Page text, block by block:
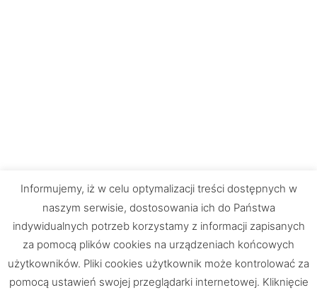
Informujemy, iż w celu optymalizacji treści dostępnych w
naszym serwisie, dostosowania ich do Państwa
indywidualnych potrzeb korzystamy z informacji zapisanych
za pomocą plików cookies na urządzeniach końcowych
użytkowników. Pliki cookies użytkownik może kontrolować za
pomocą ustawień swojej przeglądarki internetowej. Kliknięcie